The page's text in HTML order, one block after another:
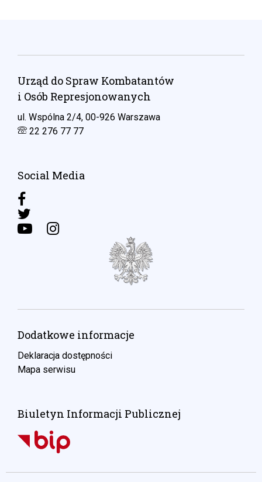
Urząd do Spraw Kombatantów
i Osób Represjonowanych
ul. Wspólna 2/4, 00-926 Warszawa
22 276 77 77
Social Media
Dodatkowe informacje
Deklaracja dostępności
Mapa serwisu
Biuletyn Informacji Publicznej